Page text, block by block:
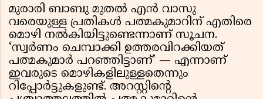
മുരാരി ബാബു മുതൽ എൻ വാസു
വരെയുള്ള പ്രതികൾ പത്മകുമാറിന് എതിരെ
മൊഴി നൽകിയിട്ടുണ്ടെന്നാണ്‌ സൂചന.
‘സ്വർണം ചെമ്പാക്കി ഉത്തരവിറക്കിയത്
പത്മകുമാർ പറഞ്ഞിട്ടാണ്’ — എന്നാണ്‌
ഇവരുടെ മൊഴികളിലുള്ളതെന്നും
റിപ്പോർട്ടുകളുണ്ട്. അറസ്റ്റിൻ്റെ